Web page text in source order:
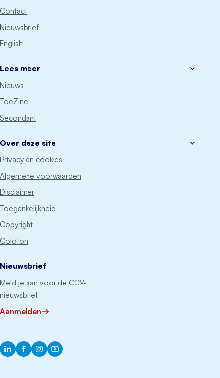
Contact
Nieuwsbrief
English
Lees meer
Nieuws
ToeZine
Secondant
Over deze site
Privacy en cookies
Algemene voorwaarden
Disclaimer
Toegankelijkheid
Copyright
Colofon
Nieuwsbrief
Meld je aan voor de CCV-
nieuwsbrief
Aanmelden
LinkedInFacebook
InstagramYouTube